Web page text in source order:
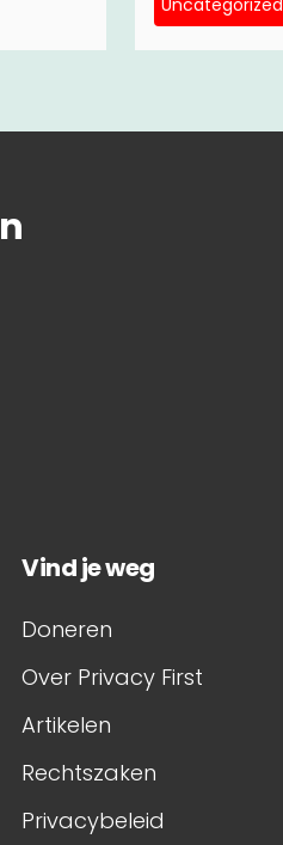
Uncategorized
Vind je weg
Doneren
Over Privacy First
Artikelen
Rechtszaken
Privacybeleid